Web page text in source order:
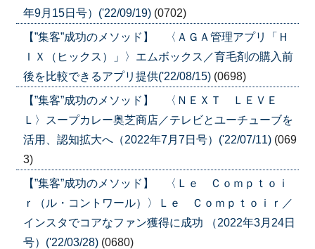
年9月15日号）('22/09/19) (0702)
【”集客”成功のメソッド】 〈ＡＧＡ管理アプリ「Ｈ
ＩＸ（ヒックス）」〉エムボックス／育毛剤の購入前
後を比較できるアプリ提供('22/08/15) (0698)
【”集客”成功のメソッド】 〈ＮＥＸＴ ＬＥＶＥ
Ｌ〉スープカレー奥芝商店／テレビとユーチューブを
活用、認知拡大へ（2022年7月7日号）('22/07/11) (069
3)
【”集客”成功のメソッド】 〈Ｌｅ Ｃｏｍｐｔｏｉ
ｒ（ル・コントワール）〉Ｌｅ Ｃｏｍｐｔｏｉｒ／
インスタでコアなファン獲得に成功 （2022年3月24日
号）('22/03/28) (0680)